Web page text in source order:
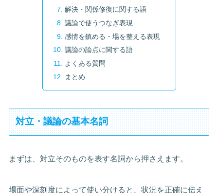
解決・関係修復に関する語
議論で使うつなぎ表現
感情を鎮める・場を整える表現
議論の論点に関する語
よくある質問
まとめ
対立・議論の基本名詞
まずは、対立そのものを表す名詞から押さえます。
場面や深刻度によって使い分けると、状況を正確に伝え